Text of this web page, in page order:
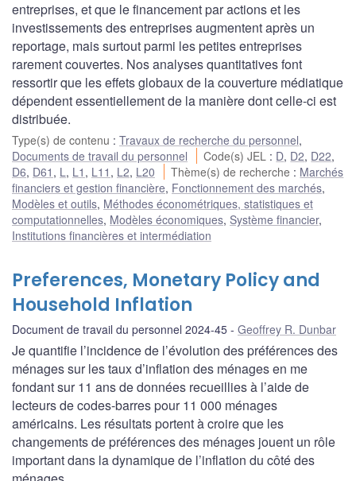
entreprises, et que le financement par actions et les
investissements des entreprises augmentent après un
reportage, mais surtout parmi les petites entreprises
rarement couvertes. Nos analyses quantitatives font
ressortir que les effets globaux de la couverture médiatique
dépendent essentiellement de la manière dont celle-ci est
distribuée.
Type(s) de contenu : Travaux de recherche du personnel,
Documents de travail du personnel
Code(s) JEL : D, D2, D22,
D6, D61 , L , L1 , L11 , L2, L20 Thème(s) de recherche : Marchés
financiers et gestion financière, Fonctionnement des marchés,
Modèles et outils, Méthodes économétriques, statistiques et
computationnelles, Modèles économiques, Système financier,
Institutions financières et intermédiation
Preferences, Monetary Policy and
Household Inflation
Document de travail du personnel 2024-45 Geoffrey R. Dunbar
Je quantifie l’incidence de l’évolution des préférences des
ménages sur les taux d’inflation des ménages en me
fondant sur 11 ans de données recueillies à l’aide de
lecteurs de codes-barres pour 11 000 ménages
américains. Les résultats portent à croire que les
changements de préférences des ménages jouent un rôle
important dans la dynamique de l’inflation du côté des